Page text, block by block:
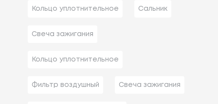
Кольцо уплотнительное Сальник
Свеча зажигания
Кольцо уплотнительное
Фильтр воздушный Свеча зажигания